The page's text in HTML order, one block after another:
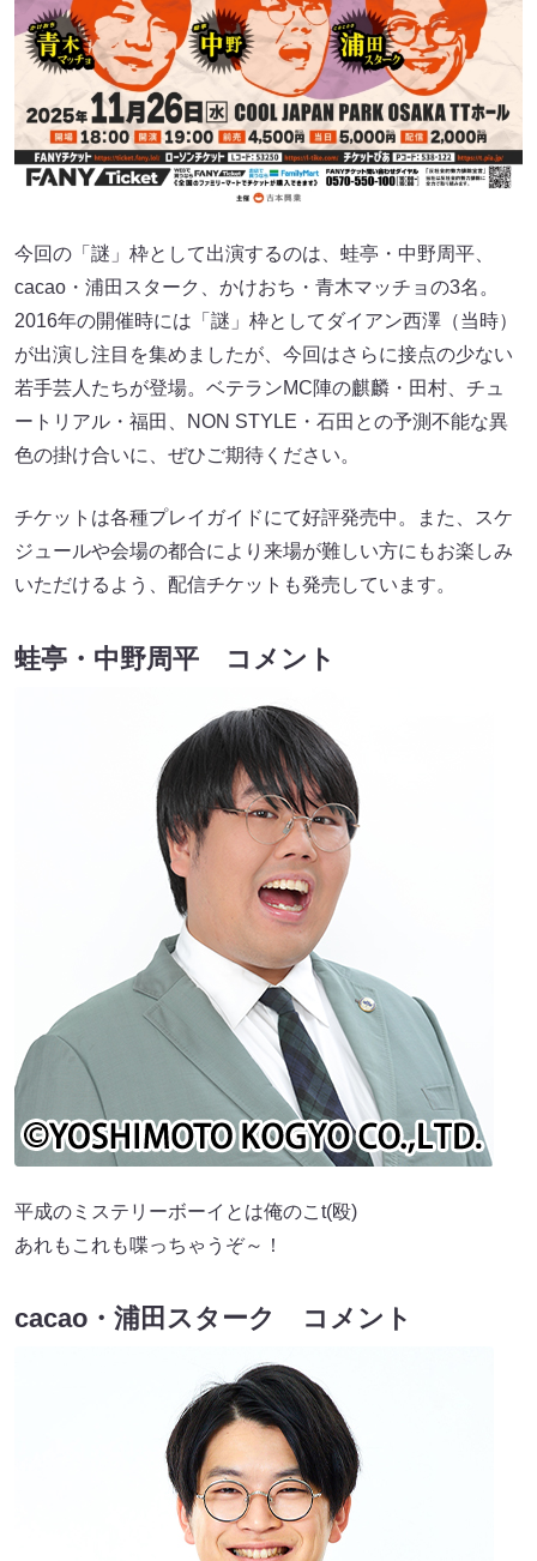
今回の「謎」枠として出演するのは、蛙亭・中野周平、
cacao・浦田スターク、かけおち・青木マッチョの3名。
2016年の開催時には「謎」枠としてダイアン西澤（当時）
が出演し注目を集めましたが、今回はさらに接点の少ない
若手芸人たちが登場。ベテランMC陣の麒麟・田村、チュ
ートリアル・福田、NON STYLE・石田との予測不能な異
色の掛け合いに、ぜひご期待ください。
チケットは各種プレイガイドにて好評発売中。また、スケ
ジュールや会場の都合により来場が難しい方にもお楽しみ
いただけるよう、配信チケットも発売しています。
蛙亭・中野周平 コメント
平成のミステリーボーイとは俺のこt(殴)
あれもこれも喋っちゃうぞ～！
cacao・浦田スターク コメント